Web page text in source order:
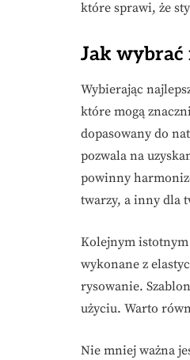
które sprawi, że
Jak wybrać
Wybierając
które mogą
dopasowany do
pozwala na
powinny
twarzy, a inny dla
Kolejnym istotnym
wykonane z
rysowanie.
użyciu. Warto
Nie mniej ważna